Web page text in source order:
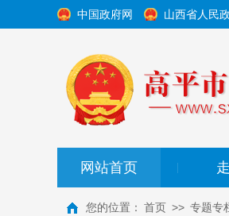
中国政府网 山西省人民
网站首页
您的位置： 首页 >> 专题专